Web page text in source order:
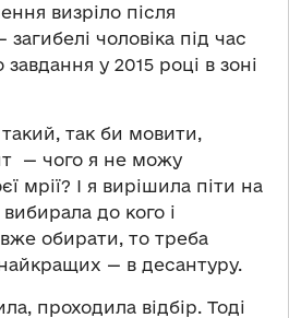
визріло після
загибелі чоловіка під час
у 2015 році в зоні
так би мовити,
— чого я не можу
мрії? І я вирішила піти на
до кого і
обирати, то треба
— в десантуру.
проходила відбір. Тоді